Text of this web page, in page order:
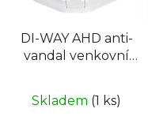
DI-WAY AHD anti-
vandal venkovní
4in1
Skladem (1 ks)